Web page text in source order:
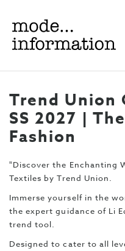
Mode
information
Trend Union
SS 2027 |
Fashion
"Discover the Enchanting
Textiles by Trend Union.
Immerse yourself in the
the expert guidance of Li
trend tool.
Designed to cater to all